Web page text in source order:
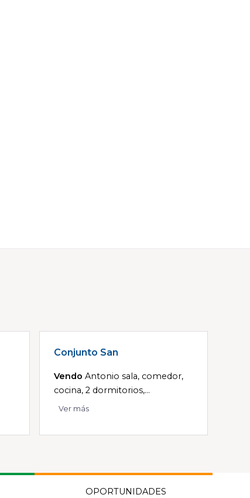
Conjunto San
Vendo Antonio sala, comedor,
cocina, 2 dormitorios,...
Ver más
OPORTUNIDADES